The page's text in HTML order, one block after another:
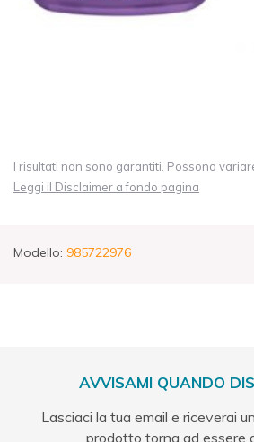
I risultati non sono garantiti. Possono
Leggi il Disclaimer a fondo pagina
Modello: 985722976
AVVISAMI QUANDO
Lasciaci la tua email e riceverai
prodotto torna ad essere